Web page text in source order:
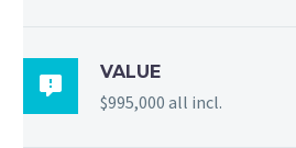

VALUE
$995,000 all incl.